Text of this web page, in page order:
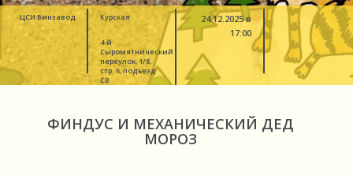
ЦСИ Винзавод Курская
4-й
Сыромятнический
переулок, 1/8,
стр. 6, подъезд
C8
24.12.2025 в
17:00
ФИНДУС И МЕХАНИЧЕСКИЙ ДЕД
МОРОЗ